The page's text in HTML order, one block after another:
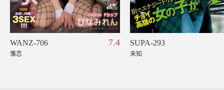
WANZ-706 7.4
雏恋
SUPA-293
未知